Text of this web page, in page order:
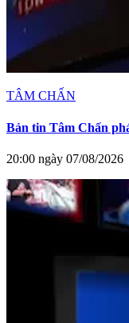
TÂM CHẤN
Bản tin Tâm Chấn
20:00 ngày 07/08/2026